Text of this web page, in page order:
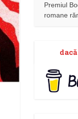
Premiul
romane